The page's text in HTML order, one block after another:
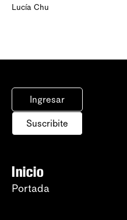
Lucía Chu
Ingresar
Suscribite
Inicio
Portada